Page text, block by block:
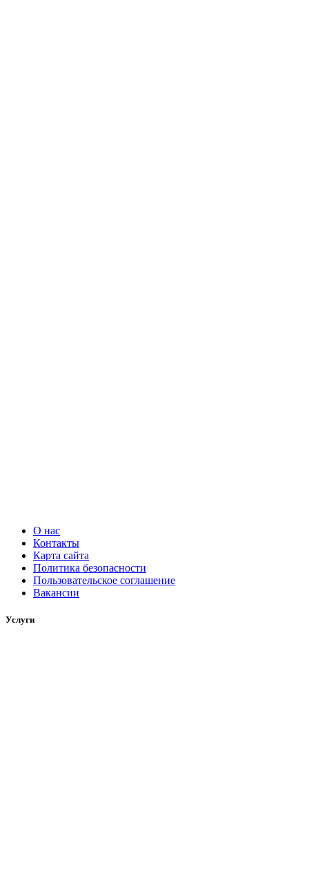
О нас
Контакты
Карта сайта
Политика безопасности
Пользовательское соглашение
Вакансии
Услуги